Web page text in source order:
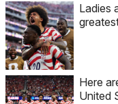
Ladies
Here
United